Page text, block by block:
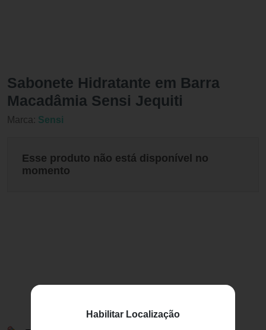
Habilitar Localização
Sabonete Hidratante em Barra
Macadâmia Sensi Jequiti
Marca: Sensi
Esse produto não está disponível no
momento